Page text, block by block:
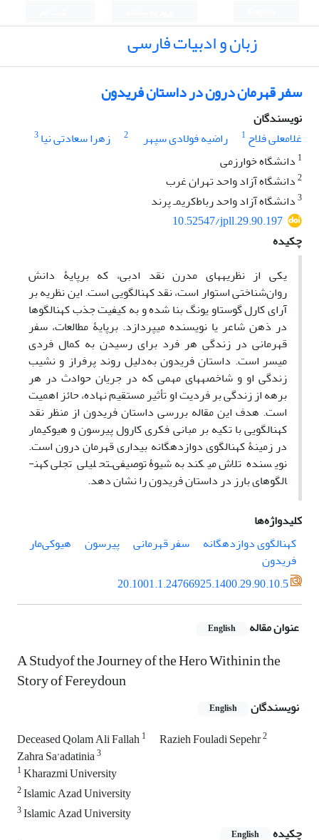
زبان و ادبیات فارسی
سفر قهرمان درون در داستان فریدون
نویسندگان
غلامعلی فلاح 1 راضیه فولادی سپهر 2 زهرا سعادتی نیا3
1 دانشگاه خوارزمی
2دانشگاه آزاد واحد تهران غرب
3دانشگاه آزاد واحد رباط‌کریمـ پرند
10.52547/jpll.29.90.197
چکیده
یکی از نظریه­های مدرن نقد ­ادبی، که برپایۀ دانش
روان‌شناختی استوار است، نقد کهن­الگویی است. این نظریه بر
آرای کارل گوستاو یونگ بنا­شده و به کیفیت جذب کهن­الگوها
در ذهن شاعر یا نویسنده می­پردازد. برپایۀ مطالعات، سفر
قهرمانی در زندگی هر فرد برای رسیدن به کمال فردی
میسر است. داستان فریدون به‌دلیل روند پرفراز و نشیب
زندگی او و شاخصه­های مهمی که در جریان حوادث در هر
برهه از زندگی بر فردیت او تأثیر مستقیم نهاده، حائز اهمیت
است. هدف این مقاله بررسی داستان فریدون از منظر نقد
کهن­الگویی با تکیه بر مبانی فکری کارول پیرسون و هیوکی­مار
در زمینۀ کهن­الگوی دوازده­گانه بیداری قهرمان­ درون است.
نویسنده تلاش می­کند به‌شیوۀ توصیفی‌ـتحلیلی تجلی کهن­
الگوهای بارز در داستان فریدون را نشان ­دهد.
کلیدواژه‌ها
کهن­الگوی دوازده­گانه
سفر قهرمانی پیرسون
هیوکی‌مار
فریدون
20.1001.1.24766925.1400.29.90.10.5
عنوان مقاله English
A Studyof the Journey of the Hero Withinin the
Story of Fereydoun
نویسندگان English
Deceased Qolam Ali Fallah1 Razieh Fouladi Sepehr2
Zahra Sa’adatinia3
1Kharazmi University
2Islamic Azad University
3Islamic Azad University
چکیده
English